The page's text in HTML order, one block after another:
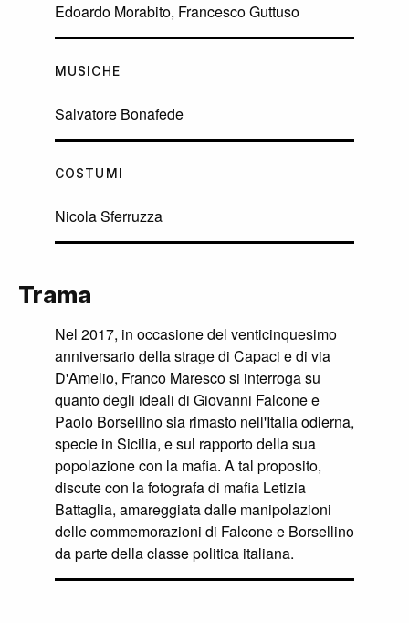
Edoardo Morabito, Francesco Guttuso
MUSICHE
Salvatore Bonafede
COSTUMI
Nicola Sferruzza
Trama
Nel 2017, in occasione del venticinquesimo
anniversario della strage di Capaci e di via
D'Amelio, Franco Maresco si interroga su
quanto degli ideali di Giovanni Falcone e
Paolo Borsellino sia rimasto nell'Italia odierna,
specie in Sicilia, e sul rapporto della sua
popolazione con la mafia. A tal proposito,
discute con la fotografa di mafia Letizia
Battaglia, amareggiata dalle manipolazioni
delle commemorazioni di Falcone e Borsellino
da parte della classe politica italiana.